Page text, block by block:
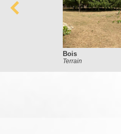
Bois
Terrain